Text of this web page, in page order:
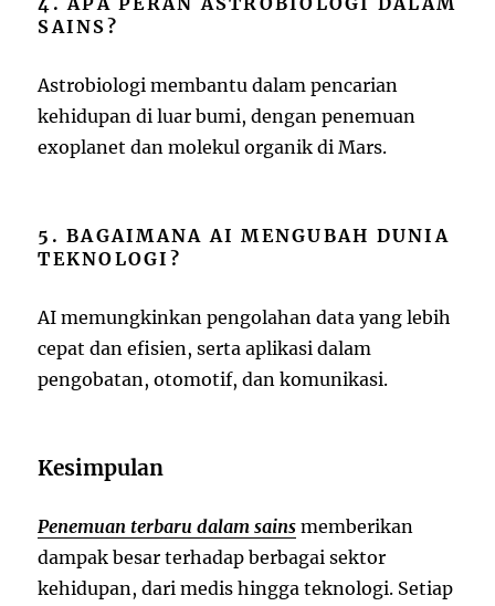
SAINS?
Astrobiologi membantu dalam pencarian
kehidupan di luar bumi, dengan penemuan
exoplanet dan molekul organik di Mars.
5. BAGAIMANA AI MENGUBAH DUNIA
TEKNOLOGI?
AI memungkinkan pengolahan data yang lebih
cepat dan efisien, serta aplikasi dalam
pengobatan, otomotif, dan komunikasi.
Kesimpulan
Penemuan terbaru dalam sains memberikan
dampak besar terhadap berbagai sektor
kehidupan, dari medis hingga teknologi. Setiap